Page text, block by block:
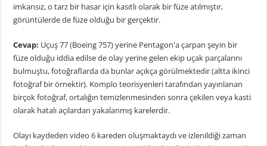
imkansız, o tarz bir hasar için kasıtlı olarak bir füze atılmıştır,
görüntülerde de füze olduğu bir gerçektir.
Cevap: Uçuş 77 (Boeing 757) yerine Pentagon'a çarpan şeyin bir
füze olduğu iddia edilse de olay yerine gelen ekip uçak parçalarını
bulmuştu, fotoğraflarda da bunlar açıkça görülmektedir (altta ikinci
fotoğraf bir örnektir). Komplo teorisyenleri tarafından yayınlanan
birçok fotoğraf, ortalığın temizlenmesinden sonra çekilen veya kasti
olarak hatalı açılardan yakalanmış karelerdir.
Olayı kaydeden video 6 kareden oluşmaktaydı ve izlenildiği zaman